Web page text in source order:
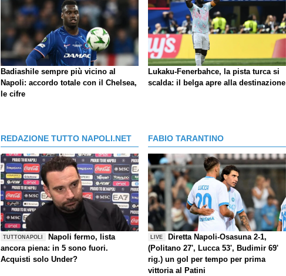
Badiashile sempre più vicino al
Napoli: accordo totale con il Chelsea,
le cifre
Lukaku-Fenerbahce, la pista turca si
scalda: il belga apre alla destinazione
REDAZIONE TUTTO NAPOLI.NET
TUTTONAPOLI
Napoli fermo, lista
ancora piena: in 5 sono fuori.
Acquisti solo Under?
FABIO TARANTINO
LIVE
Diretta Napoli-Osasuna 2-1,
(Politano 27', Lucca 53', Budimir 69'
rig.) un gol per tempo per prima
vittoria al Patini